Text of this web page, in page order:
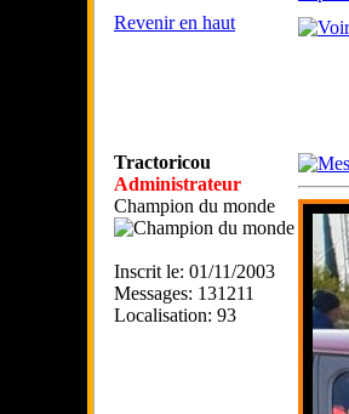
Revenir en haut
Tractoricou
Administrateur
Champion du monde
Inscrit le: 01/11/2003
Messages: 131211
Localisation: 93